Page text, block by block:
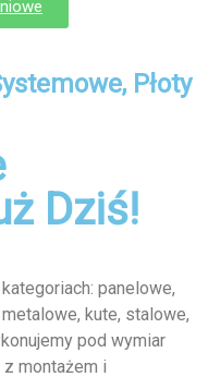
Płoty
Dziś!
panelowe,
kute, stalowe,
pod wymiar
montażem i